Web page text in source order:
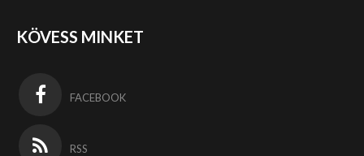
KÖVESS MINKET
FACEBOOK
RSS